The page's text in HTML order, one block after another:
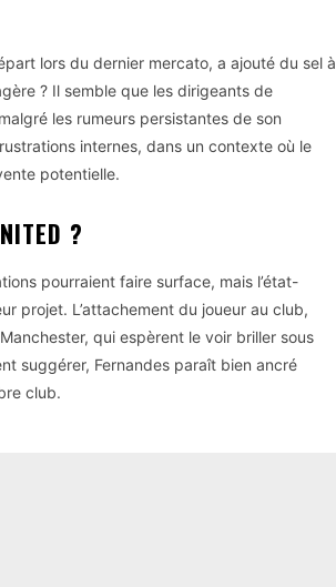
lors du dernier mercato, a ajouté du sel à
? Il semble que les dirigeants de
les rumeurs persistantes de son
internes, dans un contexte où le
potentielle.
?
pourraient faire surface, mais l’état-
projet. L’attachement du joueur au club,
qui espèrent le voir briller sous
suggérer, Fernandes paraît bien ancré
club.